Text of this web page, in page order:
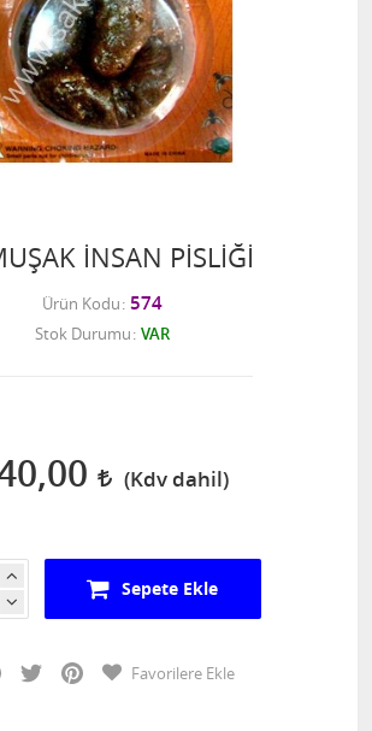
İNSAN PİSLİĞİ
Ürün Kodu 574
Stok Durumu VAR
Sepete Ekle
Facebook
Twitter PinterestFavorilere Ekle